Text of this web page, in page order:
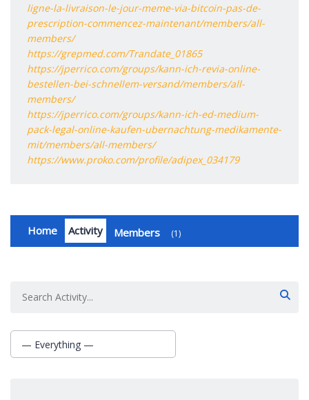
ligne-la-livraison-le-jour-meme-via-bitcoin-pas-de-
prescription-commencez-maintenant/members/all-
members/
https://grepmed.com/Trandate_01865
https://jperrico.com/groups/kann-ich-revia-online-
bestellen-bei-schnellem-versand/members/all-
members/
https://jperrico.com/groups/kann-ich-ed-medium-
pack-legal-online-kaufen-ubernachtung-medikamente-
mit/members/all-members/
https://www.proko.com/profile/adipex_034179
Home Activity Members 1
Activities
Show:
— Everything —